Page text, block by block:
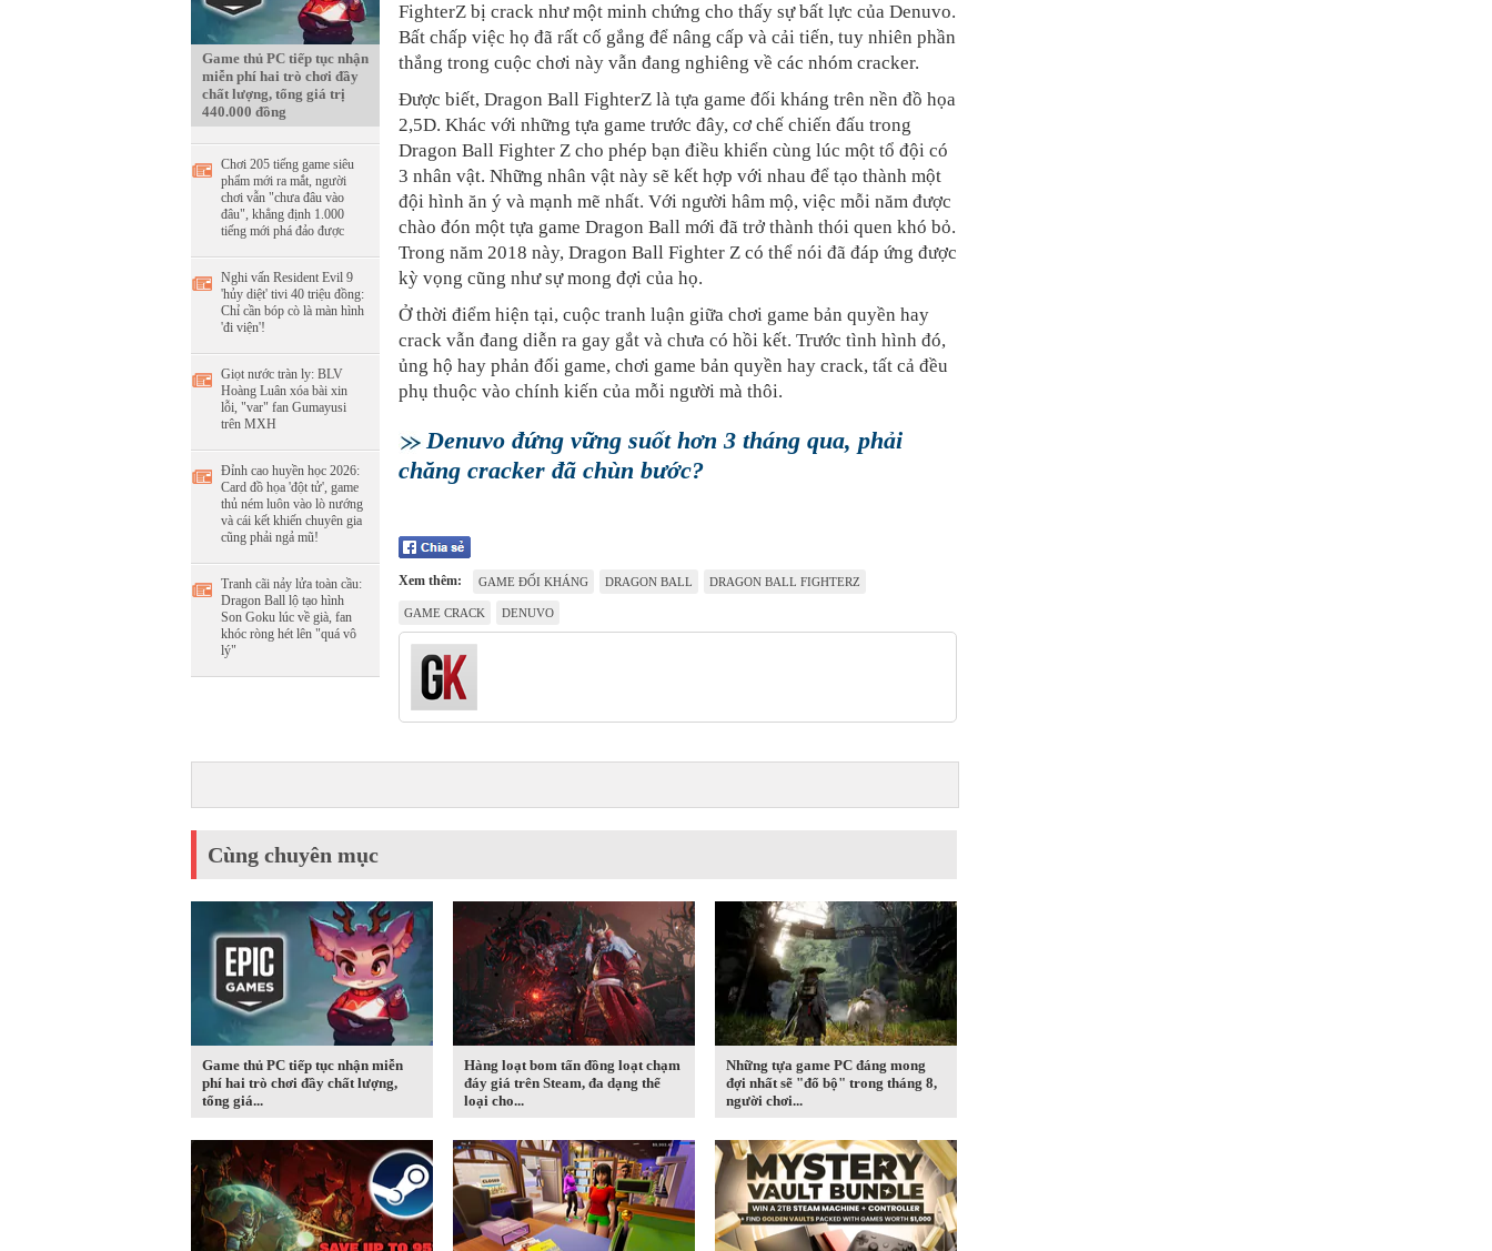
Game thủ PC tiếp tục nhận
miễn phí hai trò chơi đầy
chất lượng, tổng giá trị
440.000 đồng
Chơi 205 tiếng game siêu
phẩm mới ra mắt, người
chơi vẫn "chưa đâu vào
đâu", khẳng định 1.000
tiếng mới phá đảo được
Nghi vấn Resident Evil 9
'hủy diệt' tivi 40 triệu đồng:
Chỉ cần bóp cò là màn hình
'đi viện'!
Giọt nước tràn ly: BLV
Hoàng Luân xóa bài xin
lỗi, "var" fan Gumayusi
trên MXH
Đỉnh cao huyền học 2026:
Card đồ họa 'đột tử', game
thủ ném luôn vào lò nướng
và cái kết khiến chuyên gia
cũng phải ngả mũ!
Tranh cãi nảy lửa toàn cầu:
Dragon Ball lộ tạo hình
Son Goku lúc về già, fan
khóc ròng hét lên "quá vô
lý"
FighterZ bị crack như một minh chứng cho thấy sự bất lực của Denuvo.
Bất chấp việc họ đã rất cố gắng để nâng cấp và cải tiến, tuy nhiên phần
thắng trong cuộc chơi này vẫn đang nghiêng về các nhóm cracker.
Được biết, Dragon Ball FighterZ là tựa game đối kháng trên nền đồ họa
2,5D. Khác với những tựa game trước đây, cơ chế chiến đấu trong
Dragon Ball Fighter Z cho phép bạn điều khiển cùng lúc một tổ đội có
3 nhân vật. Những nhân vật này sẽ kết hợp với nhau để tạo thành một
đội hình ăn ý và mạnh mẽ nhất. Với người hâm mộ, việc mỗi năm được
chào đón một tựa game Dragon Ball mới đã trở thành thói quen khó bỏ.
Trong năm 2018 này, Dragon Ball Fighter Z có thể nói đã đáp ứng được
kỳ vọng cũng như sự mong đợi của họ.
Ở thời điểm hiện tại, cuộc tranh luận giữa chơi game bản quyền hay
crack vẫn đang diễn ra gay gắt và chưa có hồi kết. Trước tình hình đó,
ủng hộ hay phản đối game, chơi game bản quyền hay crack, tất cả đều
phụ thuộc vào chính kiến của mỗi người mà thôi.
Denuvo đứng vững suốt hơn 3 tháng qua, phải
chăng cracker đã chùn bước?
Xem thêm: GAME ĐỐI KHÁNG DRAGON BALL DRAGON BALL FIGHTERZ
GAME CRACK DENUVO
Cùng chuyên mục
Game thủ PC tiếp tục nhận miễn
phí hai trò chơi đầy chất lượng,
tổng giá...
Hàng loạt bom tấn đồng loạt chạm
đáy giá trên Steam, đa dạng thể
loại cho...
Những tựa game PC đáng mong
đợi nhất sẽ "đổ bộ" trong tháng 8,
người chơi...